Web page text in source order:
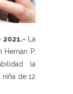
2021.- La
Hernán P.
la
de 12